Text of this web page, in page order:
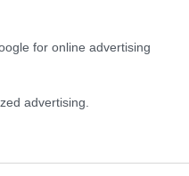
for online advertising
advertising.